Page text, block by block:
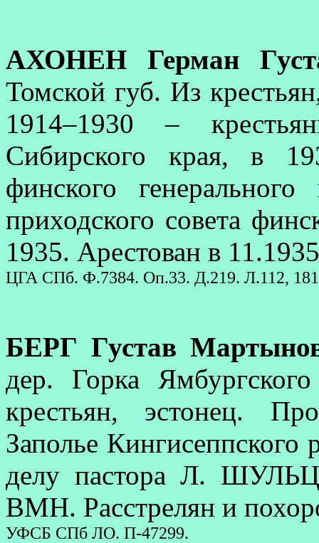
АХОНЕН Герман
Томской губ. Из
1914–1930 –
Сибирского края, в
финского
приходского совета
1935. Арестован в
ЦГА СПб. Ф.7384. Оп.33. Д.219. Л.112,
БЕРГ Густав
дер. Горка
крестьян, эстонец.
Заполье
делу пастора Л.
ВМН. Расстрелян и
УФСБ СПб ЛО. П-47299.